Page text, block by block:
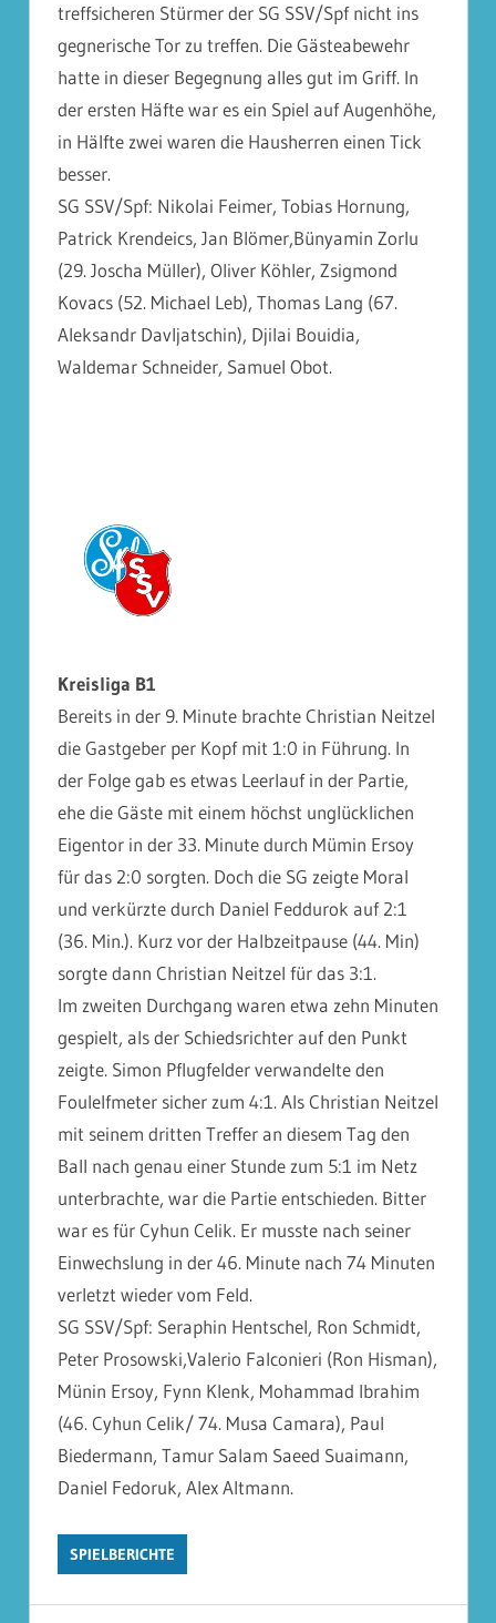
treffsicheren Stürmer der SG SSV/Spf nicht ins
gegnerische Tor zu treffen. Die Gästeabewehr
hatte in dieser Begegnung alles gut im Griff. In
der ersten Häfte war es ein Spiel auf Augenhöhe,
in Hälfte zwei waren die Hausherren einen Tick
besser.
SG SSV/Spf: Nikolai Feimer, Tobias Hornung,
Patrick Krendeics, Jan Blömer,Bünyamin Zorlu
(29. Joscha Müller), Oliver Köhler, Zsigmond
Kovacs (52. Michael Leb), Thomas Lang (67.
Aleksandr Davljatschin), Djilai Bouidia,
Waldemar Schneider, Samuel Obot.
Kreisliga B1
Bereits in der 9. Minute brachte Christian Neitzel
die Gastgeber per Kopf mit 1:0 in Führung. In
der Folge gab es etwas Leerlauf in der Partie,
ehe die Gäste mit einem höchst unglücklichen
Eigentor in der 33. Minute durch Mümin Ersoy
für das 2:0 sorgten. Doch die SG zeigte Moral
und verkürzte durch Daniel Feddurok auf 2:1
(36. Min.). Kurz vor der Halbzeitpause (44. Min)
sorgte dann Christian Neitzel für das 3:1.
Im zweiten Durchgang waren etwa zehn Minuten
gespielt, als der Schiedsrichter auf den Punkt
zeigte. Simon Pflugfelder verwandelte den
Foulelfmeter sicher zum 4:1. Als Christian Neitzel
mit seinem dritten Treffer an diesem Tag den
Ball nach genau einer Stunde zum 5:1 im Netz
unterbrachte, war die Partie entschieden. Bitter
war es für Cyhun Celik. Er musste nach seiner
Einwechslung in der 46. Minute nach 74 Minuten
verletzt wieder vom Feld.
SG SSV/Spf: Seraphin Hentschel, Ron Schmidt,
Peter Prosowski,Valerio Falconieri (Ron Hisman),
Münin Ersoy, Fynn Klenk, Mohammad Ibrahim
(46. Cyhun Celik/ 74. Musa Camara), Paul
Biedermann, Tamur Salam Saeed Suaimann,
Daniel Fedoruk, Alex Altmann.
SPIELBERICHTE